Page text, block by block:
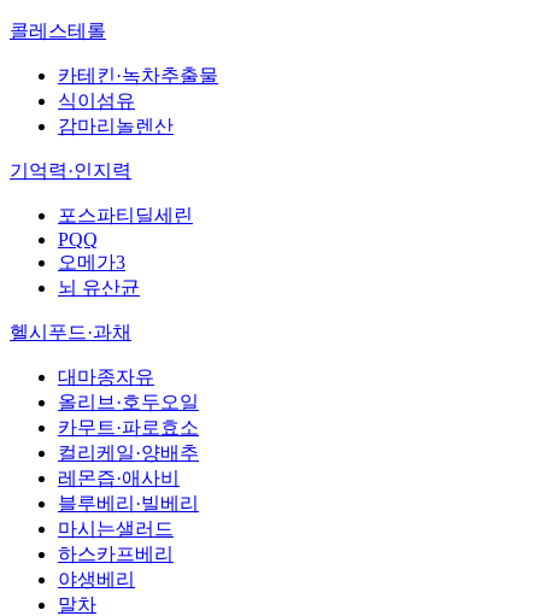
콜레스테롤
카테킨·녹차추출물
식이섬유
감마리놀렌산
기억력·인지력
포스파티딜세린
PQQ
오메가3
뇌 유산균
헬시푸드·과채
대마종자유
올리브·호두오일
카무트·파로효소
컬리케일·양배추
레몬즙·애사비
블루베리·빌베리
마시는샐러드
하스카프베리
야생베리
말차